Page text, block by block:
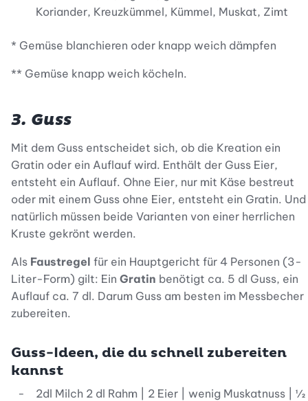
Koriander, Kreuzkümmel, Kümmel, Muskat, Zimt
* Gemüse blanchieren oder knapp weich dämpfen
** Gemüse knapp weich köcheln.
3. Guss
Mit dem Guss entscheidet sich, ob die Kreation ein
Gratin oder ein Auflauf wird. Enthält der Guss Eier,
entsteht ein Auflauf. Ohne Eier, nur mit Käse bestreut
oder mit einem Guss ohne Eier, entsteht ein Gratin. Und
natürlich müssen beide Varianten von einer herrlichen
Kruste gekrönt werden.
Als Faustregel für ein Hauptgericht für 4 Personen (3-
Liter-Form) gilt: Ein Gratin benötigt ca. 5 dl Guss, ein
Auflauf ca. 7 dl. Darum Guss am besten im Messbecher
zubereiten.
Guss-Ideen, die du schnell zubereiten
kannst
2dl Milch 2 dl Rahm | 2 Eier | wenig Muskatnuss | ½